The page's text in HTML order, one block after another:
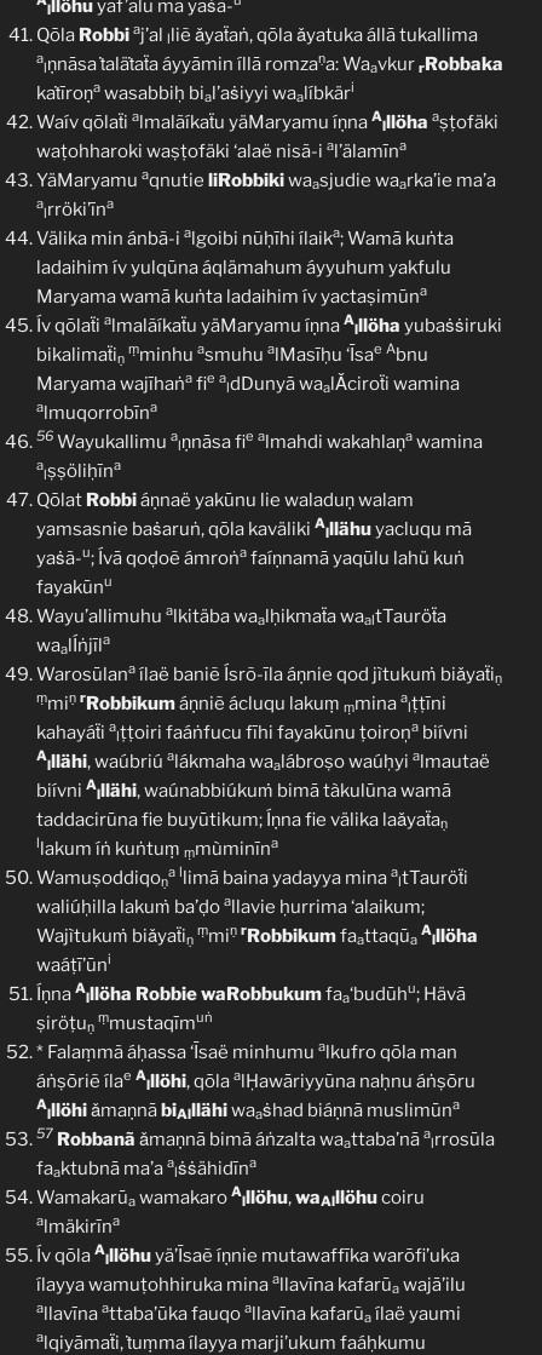
l llöhuyaf’alu mā yaṡã-
Qōla Robbi aj’al lliẽ ǎyaẗaṅ, qōla ǎyatuka állā tukallima
a
lṇnāsa ṫaläṫaẗa áyyāmin íllā romzaṇa: Waavkur rRobbaka
kaṫīroṇa wasabbiḥ bial’aṡiyyi waalíbkäri
Waív qōlaẗi almalãíkaẗu yäMaryamu íṇna A
lllöha aṣṭofäki
waṭohharoki waṣṭofäki ‘alaë nisã-i al’älamīna
YäMaryamu aqnutie liRobbikiwaasjudie waarka’ie ma’a
a
lrröki’īna
Välika min ánbã-i algoibi nūḥīhi ílaika; Wamā kuṅta
ladaihim ív yulqūna áqlämahum áyyuhum yakfulu
Maryama wamā kuṅta ladaihim ív yactaṣimūna
Ív qōlaẗi almalãíkaẗu yäMaryamu íṇna A
lllöha yubaṡṡiruki
bikalimaẗiṇ
ṃminhu asmuhu alMasīḥu ‘Īsae Abnu
Maryama wajīhaṅa fie a
ldDunyā waalǍciroẗi wamina
almuqorrobīna
56 Wayukallimu a
lṇnāsa fie almahdi wakahlaṇa wamina
a
lṣṣöliḥīna
Qōlat Robbiáṇnaë yakūnu lie waladuṇ walam
yamsasnie baṡaruṅ, qōla kaväliki A
lllähuyacluqu mā
yaṡã-u; Ívā qoḍoẽ ámroṅa faíṇnamā yaqūlu lahü kuṅ
fayakūnu
Wayu’allimuhu alkitäba waalḥikmaẗa waaltTauröẗa
waalÍṅjīla
Warosūlana ílaë baniẽ Ísrõ-īla áṇnie qod jìtukuṁ biǎyaẗiṇ
ṃmiṇ rRobbikumáṇniẽ ácluqu lakuṃ ṃmina a
lṭṭīni
kahayáẗi a
lṭṭoiri faáṅfucu fīhi fayakūnu ṭoiroņa biívni
A
lllähi, waúbriú alákmaha waalábroṣo waúḥyi almautaë
biívni A
lllähi, waúnabbiúkuṁ bimā tàkulūna wamā
taddacirūna fie buyūtikum; Íṇna fie välika laǎyaẗaṇ
llakum íṅ kuṅtuṃ ṃmùminīna
Wamuṣoddiqoṇ
a llimā baina yadayya mina a
ltTauröẗi
waliúḥilla lakuṁ ba’ḍo allavie ḥurrima ‘alaikum;
Wajìtukuṁ biǎyaẗiṇ
ṃmiṇ rRobbikumfaattaqūa
A
lllöha
waáṭī’ūni
Íṇna A
lllöha RobbiewaRobbukumfaa‘budūhu; Hävā
ṣiröṭuṇ
ṃmustaqīmuṅ
* Falaṃmã áḥassa ‘Īsaë minhumu alkufro qōla man
áṅṣōriẽ ílae A
lllöhi, qōla alḤawāriyyūna naḥnu áṅṣōru
A
lllöhiǎmaṇnābiAlllähiwaaṡhad biáṇnā muslimūna
57 Robbanã ǎmaṇnā bimã áṅzalta waattaba’nā a
lrrosūla
faaktubnā ma’a a
lṡṡähidīna
Wamakarūa wamakaro A
lllöhu,waAlllöhucoiru
almäkirīna
Ív qōla A
lllöhuyä’Īsaẽ íṇnie mutawaffīka warōfi’uka
ílayya wamuṭohhiruka mina allavīna kafarūa wajā’ilu
allavīna attaba’ūka fauqo allavīna kafarũa ílaë yaumi
alqiyāmaẗi, ṫuṃma ílayya marji’ukum faáḥkumu